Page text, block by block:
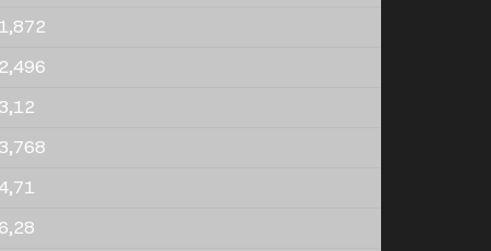
1,872
2,496
3,12
3,768
4,71
6,28